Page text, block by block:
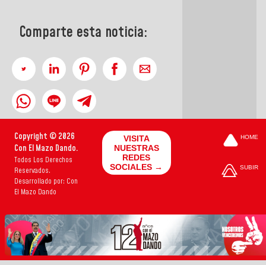
Comparte esta noticia:
Copyright © 2026
Con El Mazo Dando.
Todos Los Derechos
Reservados.
Desarrollado por: Con
El Mazo Dando
VISITA
NUESTRAS
REDES
SOCIALES →
HOME
SUBIR